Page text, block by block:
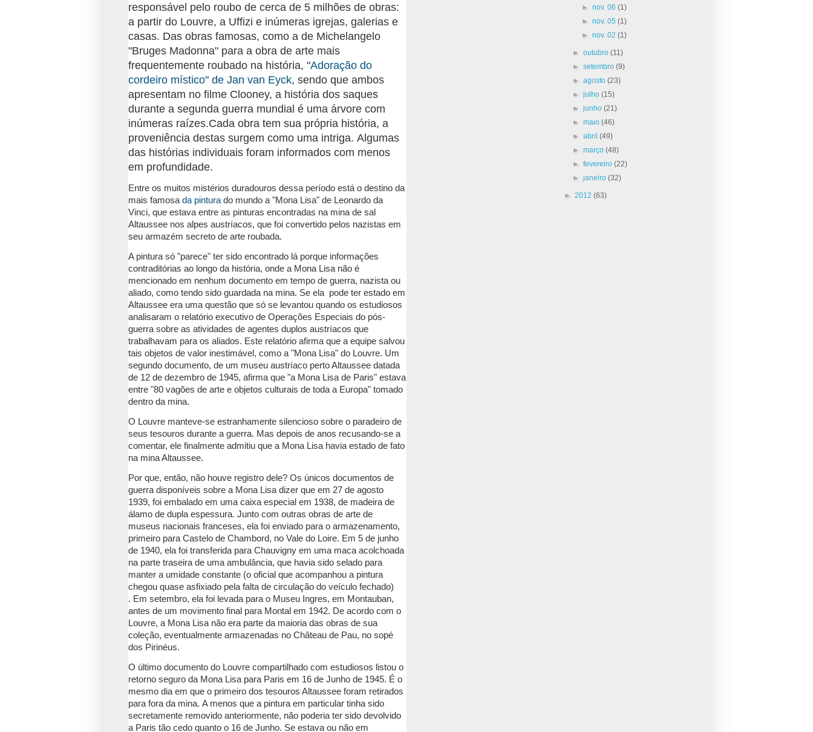
responsável pelo roubo de cerca de 5 milhões de obras:
a partir do Louvre, a Uffizi e inúmeras igrejas, galerias e
casas. Das obras famosas, como a de Michelangelo
"Bruges Madonna" para a obra de arte mais
frequentemente roubado na história, "Adoração do
cordeiro místico" de Jan van Eyck, sendo que ambos
apresentam no filme Clooney, a história dos saques
durante a segunda guerra mundial é uma árvore com
inúmeras raízes.Cada obra tem sua própria história, a
proveniência destas surgem como uma intriga. Algumas
das histórias individuais foram informados com menos
em profundidade.
Entre os muitos mistérios duradouros dessa período está o destino da
mais famosada pinturado mundo a"Mona Lisa" de Leonardo da
Vinci, que estava entre as pinturas encontradas na mina de sal
Altaussee nos alpes austríacos, que foi convertido pelos nazistas em
seu armazém secreto de arte roubada.
A pintura só "parece" ter sido encontrado lá porque informações
contraditórias ao longo da história, onde a Mona Lisa não é
mencionado em nenhum documento em tempo de guerra, nazista ou
aliado, como tendo sido guardada na mina. Se ela pode ter estado em
Altaussee era uma questão que só se levantou quando os estudiosos
analisaram o relatório executivo de Operações Especiais do pós-
guerra sobre as atividades de agentes duplos austríacos que
trabalhavam para os aliados. Este relatório afirma que a equipe salvou
tais objetos de valor inestimável, como a "Mona Lisa" do Louvre. Um
segundo documento, de um museu austríaco perto Altaussee datada
de 12 de dezembro de 1945, afirma que "a Mona Lisa de Paris" estava
entre "80 vagões de arte e objetos culturais de toda a Europa" tomado
dentro da mina.
O Louvre manteve-se estranhamente silencioso sobre o paradeiro de
seus tesouros durante a guerra. Mas depois de anos recusando-se a
comentar, ele finalmente admitiu que a Mona Lisa havia estado de fato
na mina Altaussee.
Por que, então, não houve registro dele? Os únicos documentos de
guerra disponíveis sobre a Mona Lisa dizer que em 27 de agosto
1939, foi embalado em uma caixa especial em 1938, de madeira de
álamo de dupla espessura. Junto com outras obras de arte de
museus nacionais franceses, ela foi enviado para o armazenamento,
primeiro para Castelo de Chambord, no Vale do Loire. Em 5 de junho
de 1940, ela foi transferida para Chauvigny em uma maca acolchoada
na parte traseira de uma ambulância, que havia sido selado para
manter a umidade constante (o oficial que acompanhou a pintura
chegou quase asfixiado pela falta de circulação do veículo fechado)
. Em setembro, ela foi levada para o Museu Ingres, em Montauban,
antes de um movimento final para Montal em 1942. De acordo com o
Louvre, a Mona Lisa não era parte da maioria das obras de sua
coleção, eventualmente armazenadas no Château de Pau, no sopé
dos Pirinéus.
O último documento do Louvre compartilhado com estudiosos listou o
retorno seguro da Mona Lisa para Paris em 16 de Junho de 1945. É o
mesmo dia em que o primeiro dos tesouros Altaussee foram retirados
para fora da mina. A menos que a pintura em particular tinha sido
secretamente removido anteriormente, não poderia ter sido devolvido
a Paris tão cedo quanto o 16 de Junho. Se estava ou não em
► nov. 06 (1)
► nov. 05 (1)
► nov. 02 (1)
►outubro(11)
►setembro(9)
►agosto(23)
►julho(15)
►junho(21)
►maio(46)
►abril(49)
►março(48)
►fevereiro(22)
►janeiro(32)
► 2012 (63)